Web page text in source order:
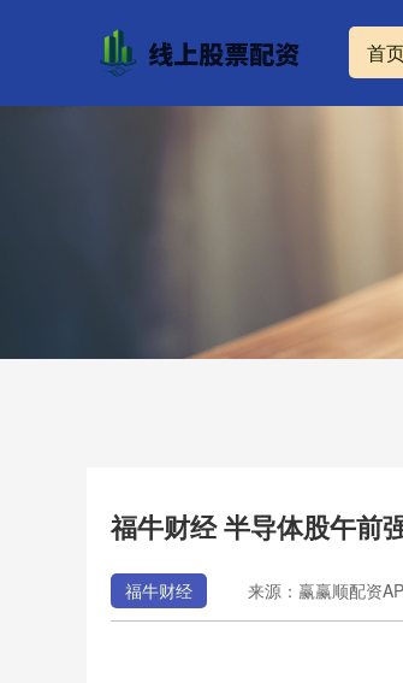
首
福牛财经 半导体股午前
福牛财经 来源：赢赢顺配资